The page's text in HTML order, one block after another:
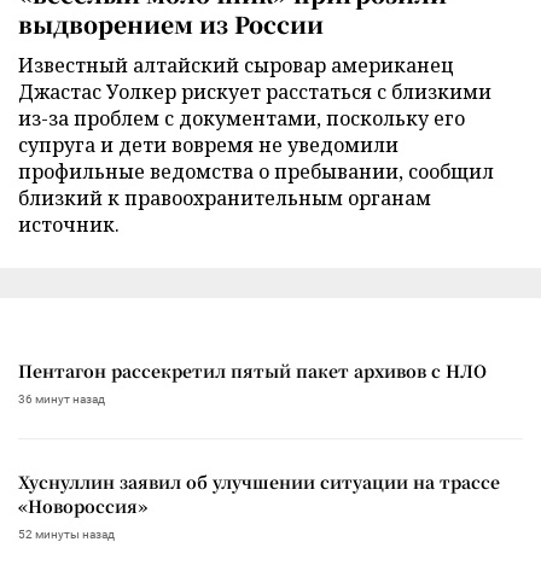
выдворением из России
Известный алтайский сыровар американец
Джастас Уолкер рискует расстаться с близкими
из-за проблем с документами, поскольку его
супруга и дети вовремя не уведомили
профильные ведомства о пребывании, сообщил
близкий к правоохранительным органам
источник.
Пентагон рассекретил пятый пакет архивов с НЛО
36 минут назад
Хуснуллин заявил об улучшении ситуации на трассе
«Новороссия»
52 минуты назад